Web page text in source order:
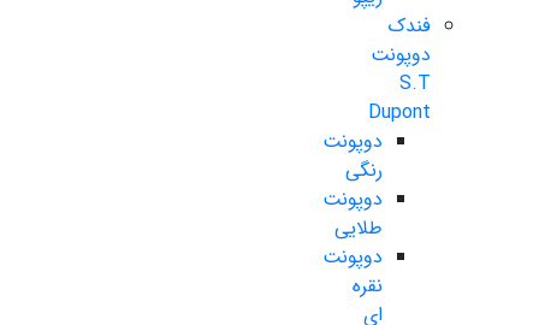
فندک
دوپونت
S.T
Dupont
دوپونت
رنگی
دوپونت
طلایی
دوپونت
نقره
ای